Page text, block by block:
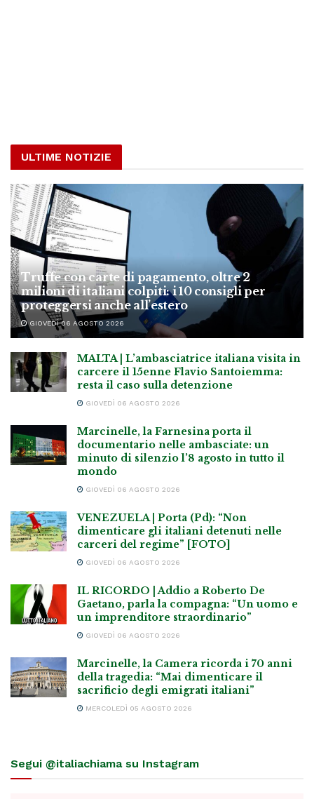
ULTIME NOTIZIE
Truffe con carte di pagamento, oltre 2
milioni di italiani colpiti: i 10 consigli per
proteggersi anche all’estero
GIOVEDÌ 06 AGOSTO 2026
MALTA | L’ambasciatrice italiana visita in
carcere il 15enne Flavio Santoiemma:
resta il caso sulla detenzione
GIOVEDÌ 06 AGOSTO 2026
Marcinelle, la Farnesina porta il
documentario nelle ambasciate: un
minuto di silenzio l’8 agosto in tutto il
mondo
GIOVEDÌ 06 AGOSTO 2026
VENEZUELA | Porta (Pd): “Non
dimenticare gli italiani detenuti nelle
carceri del regime” [FOTO]
GIOVEDÌ 06 AGOSTO 2026
IL RICORDO | Addio a Roberto De
Gaetano, parla la compagna: “Un uomo e
un imprenditore straordinario”
GIOVEDÌ 06 AGOSTO 2026
Marcinelle, la Camera ricorda i 70 anni
della tragedia: “Mai dimenticare il
sacrificio degli emigrati italiani”
MERCOLEDÌ 05 AGOSTO 2026
Segui @italiachiama su Instagram